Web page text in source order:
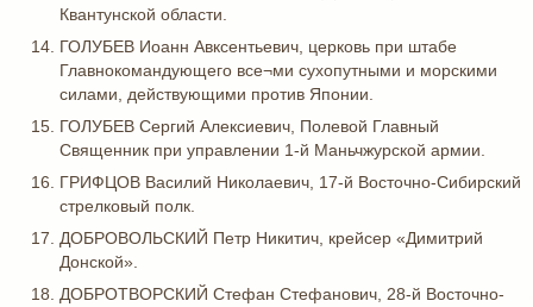
Квантунской области.
ГОЛУБЕВ Иоанн Авксентьевич, церковь при штабе
Главнокомандующего все¬ми сухопутными и морскими
силами, действующими против Японии.
ГОЛУБЕВ Сергий Алексиевич, Полевой Главный
Священник при управлении 1-й Маньчжурской армии.
ГРИФЦОВ Василий Николаевич, 17-й Восточно-Сибирский
стрелковый полк.
ДОБРОВОЛЬСКИЙ Петр Никитич, крейсер «Димитрий
Донской».
ДОБРОТВОРСКИЙ Стефан Стефанович, 28-й Восточно-